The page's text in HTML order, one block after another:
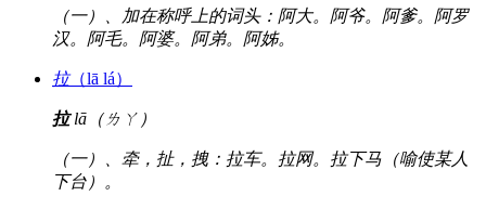
（一）、加在称呼上的词头：阿大。阿爷。阿爹。阿罗
汉。阿毛。阿婆。阿弟。阿姊。
拉（lā lá）
拉lā（ㄌㄚ）
（一）、牵，扯，拽：拉车。拉网。拉下马（喻使某人
下台）。